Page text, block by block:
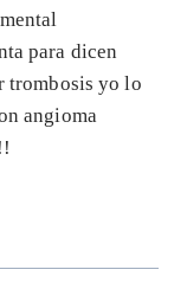
para dicen
trombosis yo lo
angioma